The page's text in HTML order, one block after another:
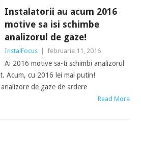
Instalatorii au acum 2016
motive sa isi schimbe
analizorul de gaze!
InstalFocus februarie 11, 2016
Ai 2016 motive sa-ti schimbi analizorul
Acum, cu 2016 lei mai putin!
de gaze de ardere
Read More